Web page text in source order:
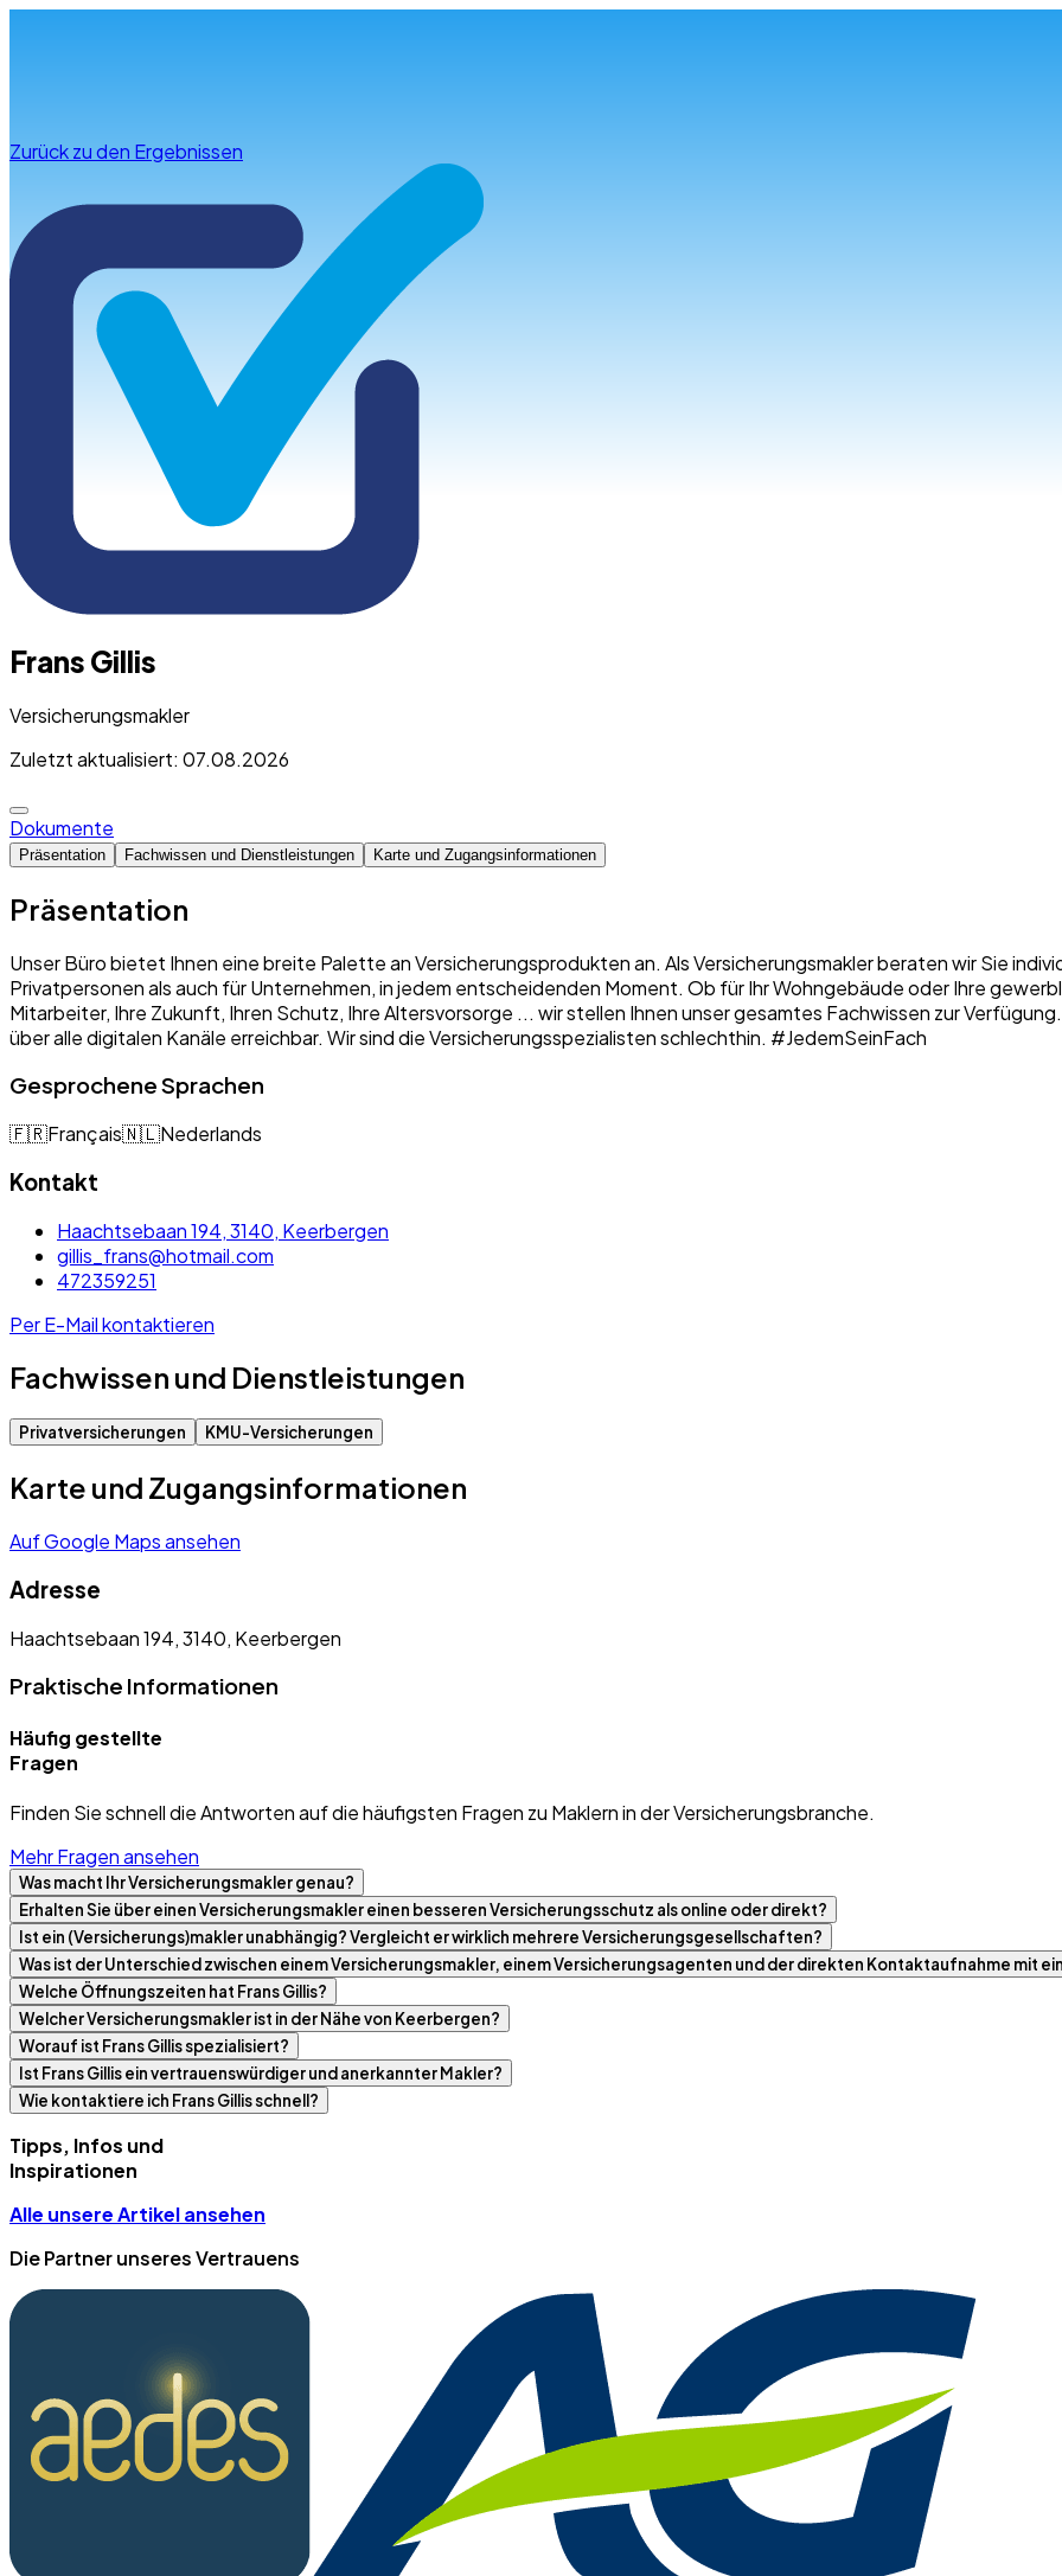
Zurück zu den Ergebnissen
Frans Gillis
Versicherungsmakler
Zuletzt aktualisiert: 07.08.2026
Dokumente
Präsentation Fachwissen und Dienstleistungen Karte und Zugangsinformationen
Präsentation
Unser Büro bietet Ihnen eine breite Palette an Versicherungsprodukten an. Als Versicherungsmakler beraten wir Sie
Privatpersonen als auch für Unternehmen, in jedem entscheidenden Moment. Ob für Ihr Wohngebäude oder Ihre
Mitarbeiter, Ihre Zukunft, Ihren Schutz, Ihre Altersvorsorge ... wir stellen Ihnen unser gesamtes Fachwissen zur
über alle digitalen Kanäle erreichbar. Wir sind die Versicherungsspezialisten schlechthin. #JedemSeinFach
Gesprochene Sprachen
🇫🇷Français🇳🇱Nederlands
Kontakt
Haachtsebaan 194, 3140, Keerbergen
gillis_frans@hotmail.com
472359251
Per E-Mail kontaktieren
Fachwissen und Dienstleistungen
Privatversicherungen KMU-Versicherungen
Karte und Zugangsinformationen
Auf Google Maps ansehen
Adresse
Haachtsebaan 194, 3140, Keerbergen
Praktische Informationen
Häufig gestellte
Fragen
Finden Sie schnell die Antworten auf die häufigsten Fragen zu Maklern in der Versicherungsbranche.
Mehr Fragen ansehen
Was macht Ihr Versicherungsmakler genau?
Erhalten Sie über einen Versicherungsmakler einen besseren Versicherungsschutz als online oder direkt?
Ist ein (Versicherungs)makler unabhängig? Vergleicht er wirklich mehrere Versicherungsgesellschaften?
Was ist der Unterschied zwischen einem Versicherungsmakler, einem Versicherungsagenten und der direkten Kontaktaufnahme mit
Welche Öffnungszeiten hat Frans Gillis?
Welcher Versicherungsmakler ist in der Nähe von Keerbergen?
Worauf ist Frans Gillis spezialisiert?
Ist Frans Gillis ein vertrauenswürdiger und anerkannter Makler?
Wie kontaktiere ich Frans Gillis schnell?
Tipps, Infos und
Inspirationen
Alle unsere Artikel ansehen
Die Partner unseres Vertrauens